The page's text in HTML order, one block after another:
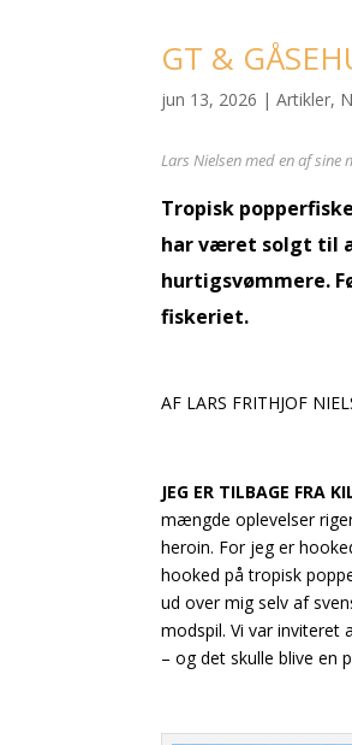
GT &
jun 13, 2026 |Artikler,
Lars Nielsen med en af
Tropisk
har været solgt til
hurtigsvømmere.
fiskeriet.
AF LARS FRITHJOF
JEG ER TILBAGE FRA
mængde oplevelser
heroin. For jeg er
hooked på tropisk
ud over mig selv af
modspil. Vi var inviteret
– og det skulle blive en